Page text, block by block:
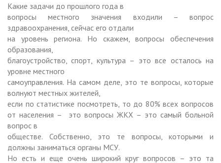
Какие задачи до прошлого года в
вопросы местного значения входили – вопрос
здравоохранения, сейчас его отдали
на уровень региона. Но скажем, вопросы обеспечения
образования,
благоустройство, спорт, культура – это все осталось на
уровне местного
самоуправления. На самом деле, это те вопросы, которые
волнуют местных жителей,
если по статистике посмотреть, то до 80% всех вопросов
от населения –
это вопросы ЖКХ – это самый больной
вопрос в
обществе. Собственно, это те вопросы, которыми и
должны заниматься органы МСУ.
Но есть и еще очень широкий круг вопросов – это та